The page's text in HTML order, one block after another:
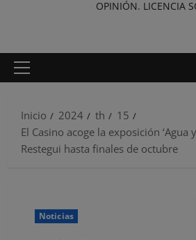
OPINIÓN. LICENCIA
Menú
Inicio
2024 th
15
El Casino acoge la exposición ‘Agua
Restegui hasta finales de octubre
Noticias